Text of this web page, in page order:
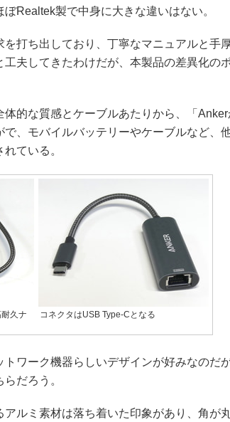
Realtek製で中身に大きな違いはない。
打ち出しており、丁寧なマニュアルと手
夫してきたわけだが、本製品の差異化の
的な質感とケーブルあたりから、「Anker
、モバイルバッテリーやケーブルなど、
ている。
久ナ
コネクタはUSB Type-Cとなる
ワーク機器らしいデザインが好みなのだが
だろう。
ルミ素材は落ち着いた印象があり、角が